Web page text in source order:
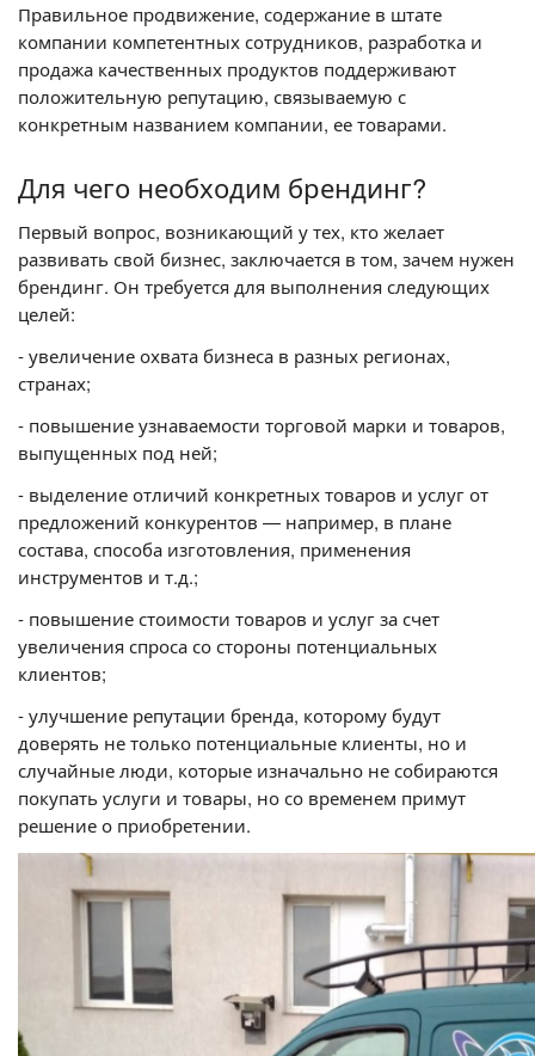
Правильное продвижение, содержание в штате
компании компетентных сотрудников, разработка и
продажа качественных продуктов поддерживают
положительную репутацию, связываемую с
конкретным названием компании, ее товарами.
Для чего необходим брендинг?
Первый вопрос, возникающий у тех, кто желает
развивать свой бизнес, заключается в том, зачем нужен
брендинг. Он требуется для выполнения следующих
целей:
- увеличение охвата бизнеса в разных регионах,
странах;
- повышение узнаваемости торговой марки и товаров,
выпущенных под ней;
- выделение отличий конкретных товаров и услуг от
предложений конкурентов — например, в плане
состава, способа изготовления, применения
инструментов и т.д.;
- повышение стоимости товаров и услуг за счет
увеличения спроса со стороны потенциальных
клиентов;
- улучшение репутации бренда, которому будут
доверять не только потенциальные клиенты, но и
случайные люди, которые изначально не собираются
покупать услуги и товары, но со временем примут
решение о приобретении.